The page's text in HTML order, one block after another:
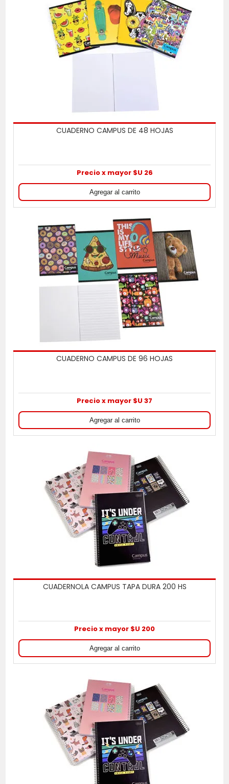
CUADERNO CAMPUS DE 48 HOJAS
Precio x mayor $U 26
CUADERNO CAMPUS DE 96 HOJAS
Precio x mayor $U 37
CUADERNOLA CAMPUS TAPA DURA 200 HS
Precio x mayor $U 200